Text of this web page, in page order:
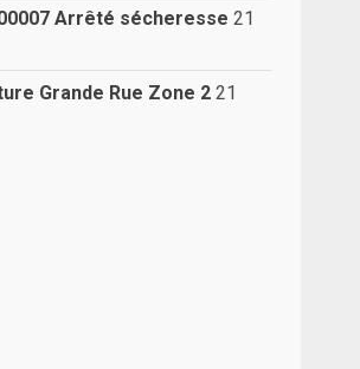
Arrêté sécheresse 21
Grande Rue Zone 2 21